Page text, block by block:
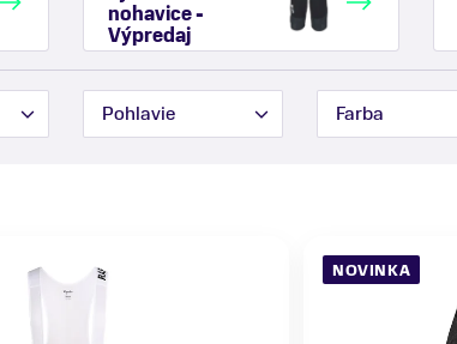
nohavice -
Výpredaj
Pohlavie Farba
NOVINKA